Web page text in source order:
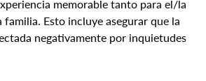
memorable tanto para el/la
Esto incluye asegurar que la
negativamente por inquietudes